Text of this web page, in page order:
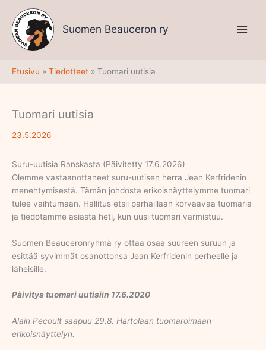
sisältöön
Suomen Beauceron ry
Etusivu Tiedotteet Tuomari uutisia
Tuomari uutisia
23.5.2026
Suru-uutisia Ranskasta (Päivitetty 17.6.2026)
Olemme vastaanottaneet suru-uutisen herra Jean Kerfridenin
menehtymisestä. Tämän johdosta erikoisnäyttelymme tuomari
tulee vaihtumaan. Hallitus etsii parhaillaan korvaavaa tuomaria
ja tiedotamme asiasta heti, kun uusi tuomari varmistuu.
Suomen Beauceronryhmä ry ottaa osaa suureen suruun ja
esittää syvimmät osanottonsa Jean Kerfridenin perheelle ja
läheisille.
Päivitys tuomari uutisiin 17.6.2020
Alain Pecoult saapuu 29.8. Hartolaan tuomaroimaan
erikoisnäyttelyn.